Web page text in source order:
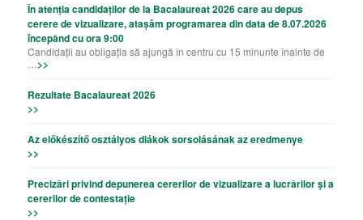
În atenția candidaților de la Bacalaureat 2026 care au depus
cerere de vizualizare, atașăm programarea din data de 8.07.2026
începând cu ora 9:00
Candidații au obligația să ajungă în centru cu 15 minunte înainte de
>>
Rezultate Bacalaureat 2026
>>
Az előkészítő osztályos diákok sorsolásának az eredmenye
>>
Precizǎri privind depunerea cererilor de vizualizare a lucrǎrilor şi a
cererilor de contestație
>>